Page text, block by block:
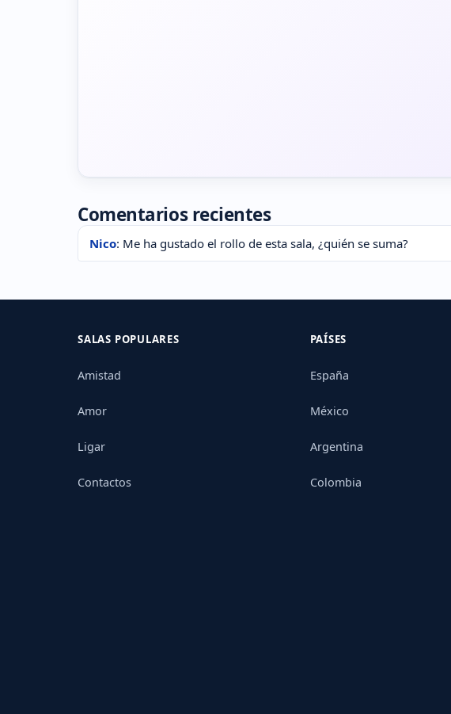
Comentarios recientes
Nico: Me ha gustado el rollo de esta sala, ¿quién se suma?
SALAS POPULARES
Amistad
Amor
Ligar
Contactos
PAÍSES
España
México
Argentina
Colombia